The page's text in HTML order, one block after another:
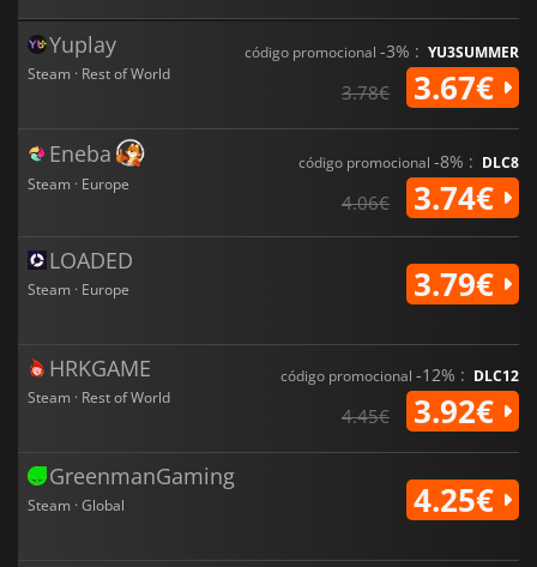
Yuplay
Steam · Rest of World
código promocional -3% : YU3SUMMER
3.78€ 3.67€
Eneba
Steam · Europe
código promocional -8% : DLC8
4.06€ 3.74€
LOADED
Steam · Europe 3.79€
HRKGAME
Steam · Rest of World
código promocional -12% : DLC12
4.45€ 3.92€
GreenmanGaming
Steam · Global 4.25€